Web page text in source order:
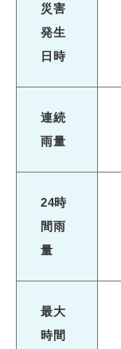
災害
発生
日時
連続
雨量
24時
間雨
量
最大
時間